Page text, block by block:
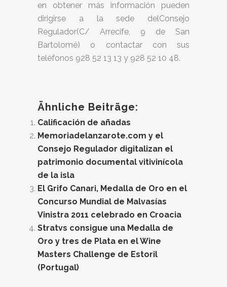
en obtener más información pueden
dirigirse a la sede delConsejo
Regulador(C/ Arrecife, 9 de San
Bartolomé) o contactar con sus
teléfonos 928 52 13 13 y 928 52 10 48.
Ähnliche Beiträge:
Calificación de añadas
Memoriadelanzarote.com y el
Consejo Regulador digitalizan el
patrimonio documental vitivinícola
de la isla
El Grifo Canari, Medalla de Oro en el
Concurso Mundial de Malvasías
Vinistra 2011 celebrado en Croacia
Stratvs consigue una Medalla de
Oro y tres de Plata en el Wine
Masters Challenge de Estoril
(Portugal)